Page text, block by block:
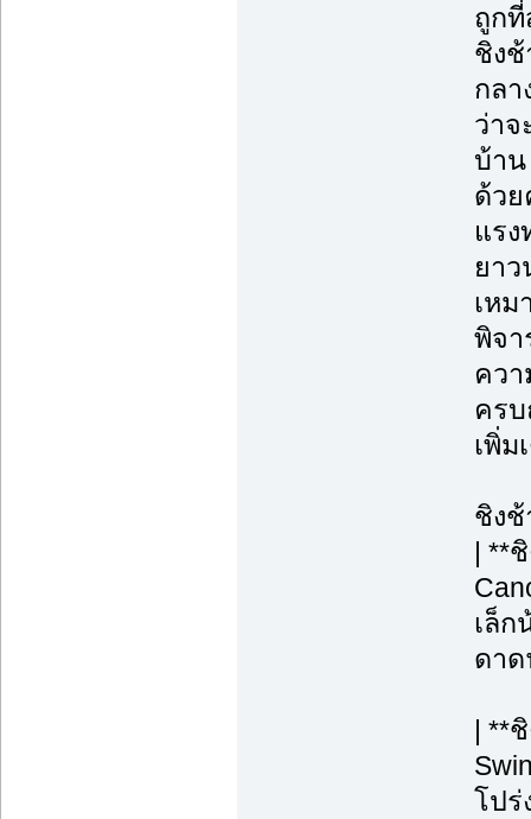
ถูกที่
ชิงช้
กลา
ว่าจ
บ้าน
ด้วย
แร
ยาว
เหม
พิจา
ควา
คร
เพิ่ม
ชิงช้
| **
เล็ก
ดา
| **
โปร่